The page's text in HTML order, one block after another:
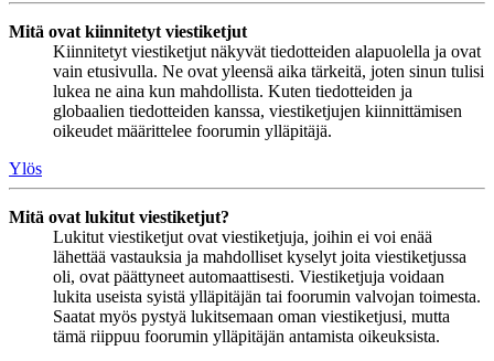
Mitä ovat kiinnitetyt viestiketjut
Kiinnitetyt viestiketjut näkyvät tiedotteiden alapuolella ja ovat
vain etusivulla. Ne ovat yleensä aika tärkeitä, joten sinun tulisi
lukea ne aina kun mahdollista. Kuten tiedotteiden ja
globaalien tiedotteiden kanssa, viestiketjujen kiinnittämisen
oikeudet määrittelee foorumin ylläpitäjä.
Ylös
Mitä ovat lukitut viestiketjut?
Lukitut viestiketjut ovat viestiketjuja, joihin ei voi enää
lähettää vastauksia ja mahdolliset kyselyt joita viestiketjussa
oli, ovat päättyneet automaattisesti. Viestiketjuja voidaan
lukita useista syistä ylläpitäjän tai foorumin valvojan toimesta.
Saatat myös pystyä lukitsemaan oman viestiketjusi, mutta
tämä riippuu foorumin ylläpitäjän antamista oikeuksista.